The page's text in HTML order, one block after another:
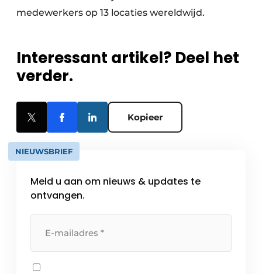
medewerkers op 13 locaties wereldwijd.
Interessant artikel? Deel het
verder.
Kopieer
NIEUWSBRIEF
Meld u aan om nieuws & updates te
ontvangen.